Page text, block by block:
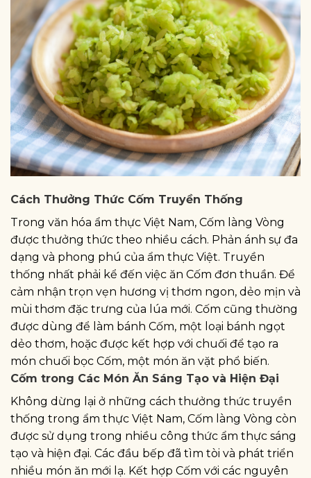
Cách Thưởng Thức Cốm Truyền Thống
Trong văn hóa ẩm thực Việt Nam, Cốm làng Vòng
được thưởng thức theo nhiều cách. Phản ánh sự đa
dạng và phong phú của ẩm thực Việt. Truyền
thống nhất phải kể đến việc ăn Cốm đơn thuần. Để
cảm nhận trọn vẹn hương vị thơm ngon, dẻo mịn và
mùi thơm đặc trưng của lúa mới. Cốm cũng thường
được dùng để làm bánh Cốm, một loại bánh ngọt
dẻo thơm, hoặc được kết hợp với chuối để tạo ra
món chuối bọc Cốm, một món ăn vặt phổ biến.
Cốm trong Các Món Ăn Sáng Tạo và Hiện Đại
Không dừng lại ở những cách thưởng thức truyền
thống trong ẩm thực Việt Nam, Cốm làng Vòng còn
được sử dụng trong nhiều công thức ẩm thực sáng
tạo và hiện đại. Các đầu bếp đã tìm tòi và phát triển
nhiều món ăn mới lạ. Kết hợp Cốm với các nguyên